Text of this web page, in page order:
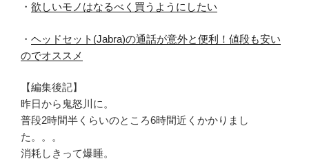
・ 欲しいモノはなるべく買うようにしたい
・ ヘッドセット(Jabra)の通話が意外と便利！値段も安い
のでオススメ
【編集後記】
昨日から鬼怒川に。
普段2時間半くらいのところ6時間近くかかりまし
た。。。
消耗しきって爆睡。